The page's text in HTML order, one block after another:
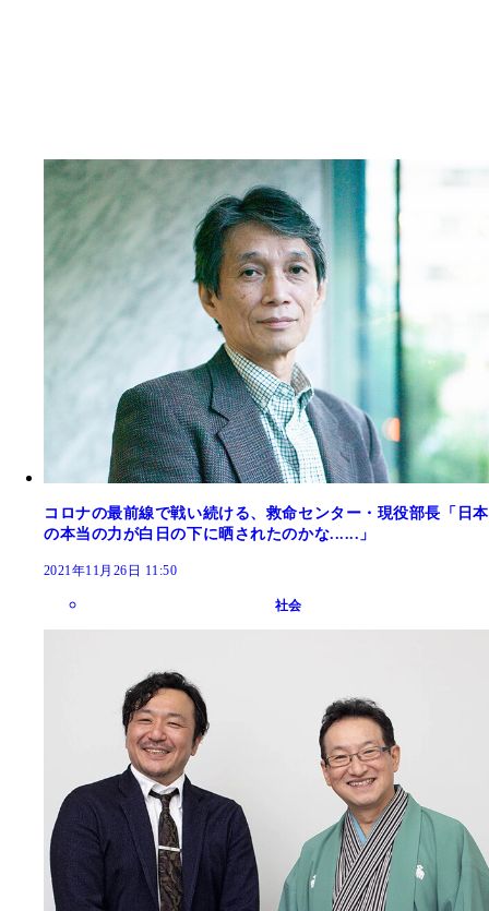
コロナの最前線で戦い続ける、救命センター・現役部長「日本
の本当の力が白日の下に晒されたのかな......」
2021年11月26日 11:50
社会